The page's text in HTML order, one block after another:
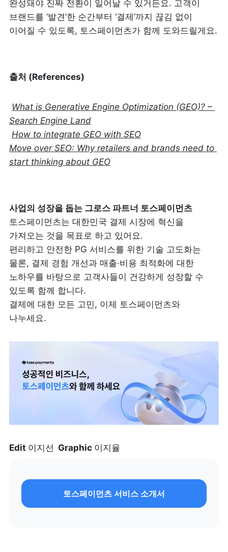
완성돼야 진짜 전환이 일어날 수 있거든요. 고객이
브랜드를 ‘발견’한 순간부터 ‘결제’까지 끊김 없이
이어질 수 있도록, 토스페이먼츠가 함께 도와드릴게요.
출처 (References)
What is Generative Engine Optimization (GEO)? –
Search Engine Land
How to integrate GEO with SEO
Move over SEO: Why retailers and brands need to
start thinking about GEO
사업의 성장을 돕는 그로스 파트너 토스페이먼츠
토스페이먼츠는 대한민국 결제 시장에 혁신을
가져오는 것을 목표로 하고 있어요.
편리하고 안전한 PG 서비스를 위한 기술 고도화는
물론, 결제 경험 개선과 매출·비용 최적화에 대한
노하우를 바탕으로 고객사들이 건강하게 성장할 수
있도록 함께 합니다.
결제에 대한 모든 고민, 이제 토스페이먼츠와
나누세요.
Edit 이지선
  Graphic
이지율
토스페이먼츠 서비스 소개서